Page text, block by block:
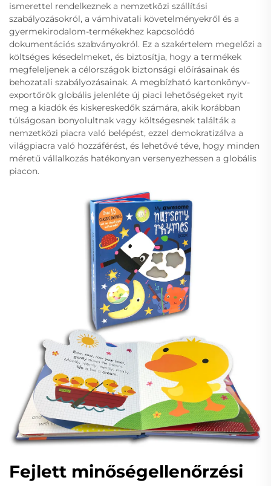
ismerettel rendelkeznek a nemzetközi szállítási
szabályozásokról, a vámhivatali követelményekről és a
gyermekirodalom-termékekhez kapcsolódó
dokumentációs szabványokról. Ez a szakértelem megelőzi a
költséges késedelmeket, és biztosítja, hogy a termékek
megfeleljenek a célországok biztonsági előírásainak és
behozatali szabályozásainak. A megbízható kartonkönyv-
exportőrök globális jelenléte új piaci lehetőségeket nyit
meg a kiadók és kiskereskedők számára, akik korábban
túlságosan bonyolultnak vagy költségesnek találták a
nemzetközi piacra való belépést, ezzel demokratizálva a
világpiacra való hozzáférést, és lehetővé téve, hogy minden
méretű vállalkozás hatékonyan versenyezhessen a globális
piacon.
Fejlett minőségellenőrzési